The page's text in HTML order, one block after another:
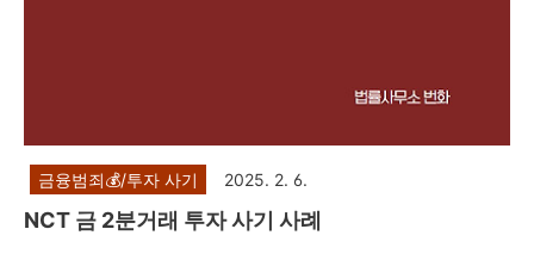
금융범죄💰/투자 사기 2025. 2. 6.
NCT 금 2분거래 투자 사기 사례